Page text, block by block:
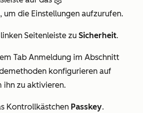
, um die Einstellungen aufzurufen.
Seitenleiste zu Sicherheit.
Tab Anmeldung im Abschnitt
konfigurieren auf
ihn zu aktivieren.
Kontrollkästchen Passkey.